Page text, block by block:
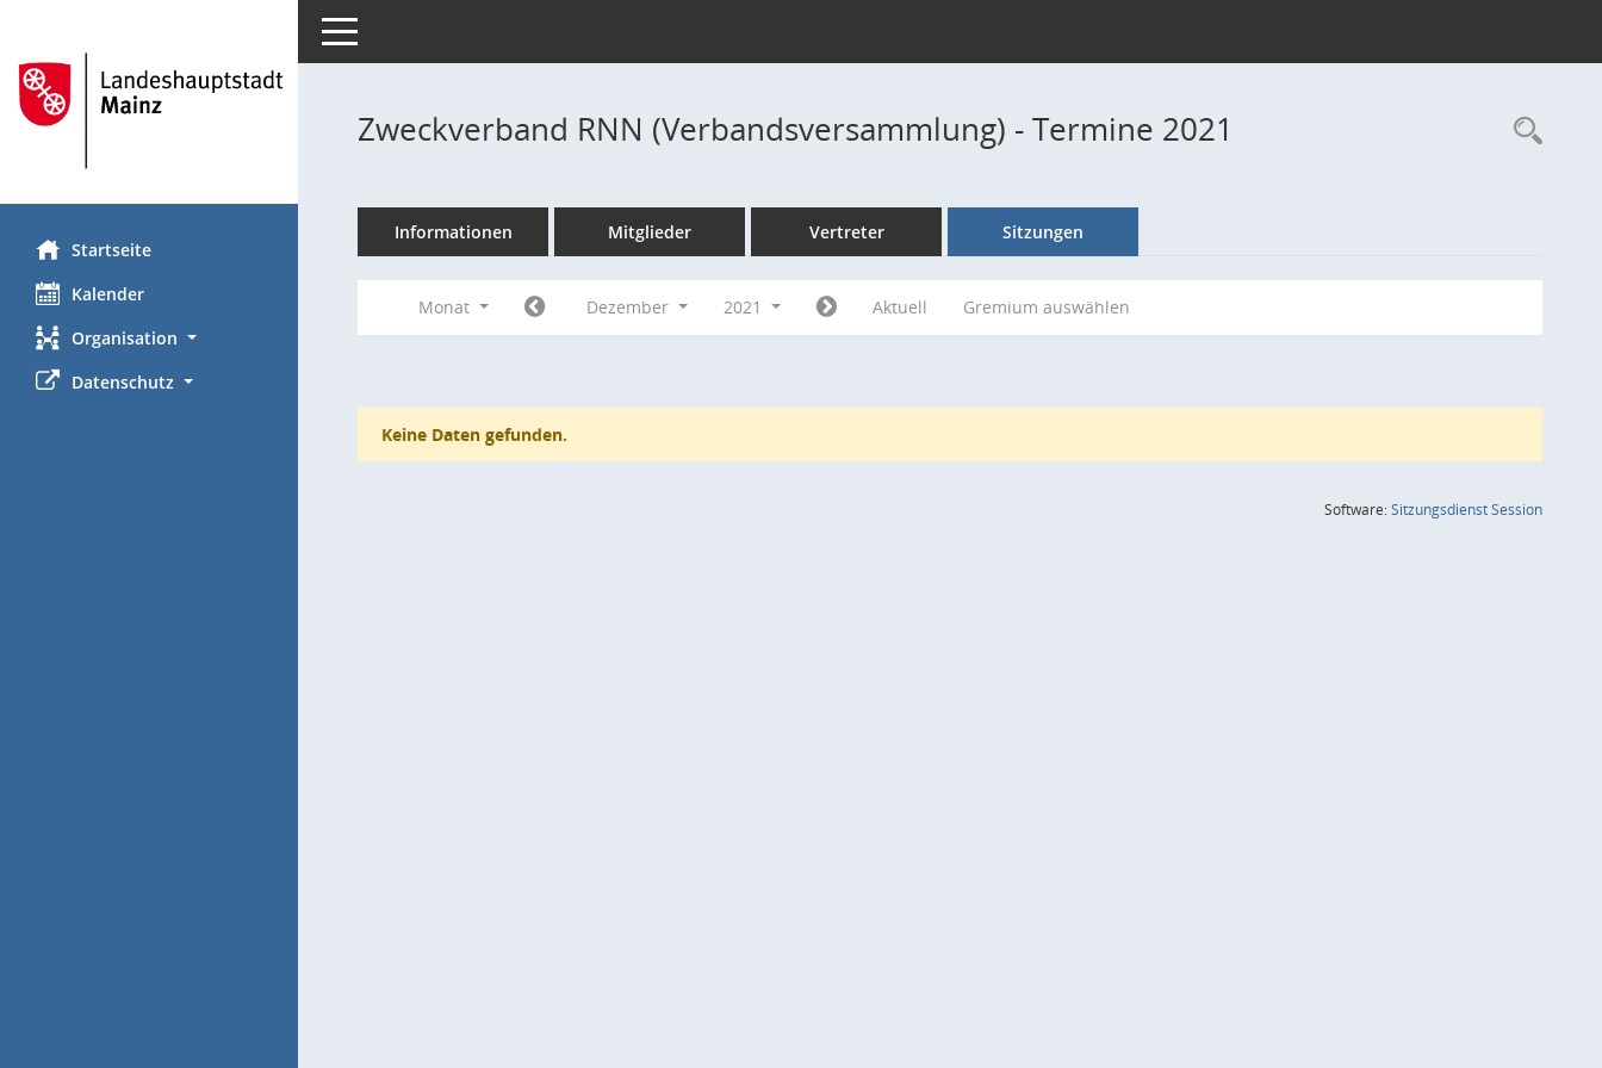
Startseite
Kalender
Organisation
Datenschutz
Toggle navigation
Zweckverband RNN (Verbandsversammlung) - Termine 2021
Informationen Mitglieder Vertreter Sitzungen
Monat Dezember 2021 Aktuell Gremium auswählen
Keine Daten gefunden.
Software:SitzungsdienstSession(Wird in